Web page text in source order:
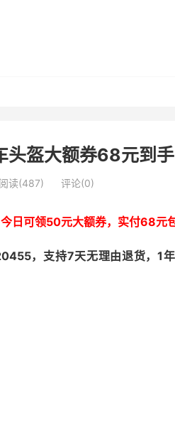
头盔大额券68元到手
阅读(487) 评论(0)
今日可领50元大额券，实付68元包
，支持7天无理由退货，1